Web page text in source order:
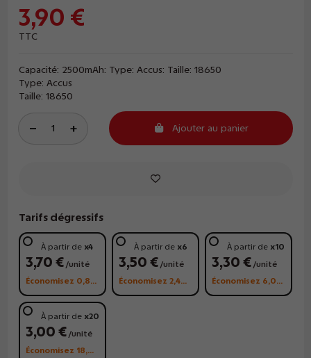
3,90 €
TTC
Capacité: 2500mAh: Type: Accus: Taille: 18650
Type: Accus
Taille: 18650
Ajouter au panier
Tarifs dégressifs
À partir de x4
3,70 € /unité
Économisez 0,80 €
À partir de x6
3,50 € /unité
Économisez 2,40 €
À partir de x10
3,30 € /unité
Économisez 6,00 €
À partir de x20
3,00 € /unité
Économisez 18,00 €